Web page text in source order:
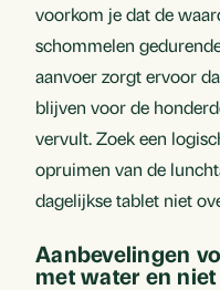
voorkom je dat de
schommelen
aanvoer zorgt ervoor
blijven voor de
vervult. Zoek een
opruimen van de
dagelijkse tablet niet
Aanbevelingen
met water en